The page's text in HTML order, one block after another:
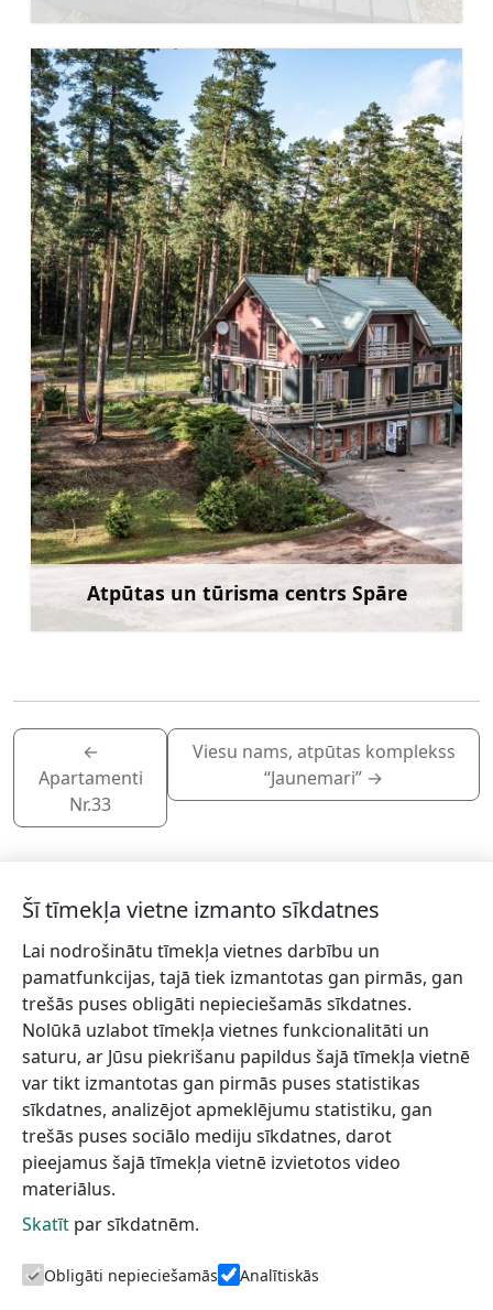
Atpūtas un tūrisma centrs Spāre
Uzzināt vairāk
←
Apartamenti
Nr.33
Viesu nams, atpūtas komplekss
“Jaunemari” →
Piesakies jaunumiem!
Pieraksties jaunumiem e-pastā un nepalaid garām
jaunākās aktualitātes.
Vēlos saņemt jaunumus uz norādīto e-pasta adresi.
Informācijai
Šī tīmekļa vietne izmanto sīkdatnes
Lai nodrošinātu tīmekļa vietnes darbību un
pamatfunkcijas, tajā tiek izmantotas gan pirmās, gan
trešās puses obligāti nepieciešamās sīkdatnes.
Nolūkā uzlabot tīmekļa vietnes funkcionalitāti un
saturu, ar Jūsu piekrišanu papildus šajā tīmekļa vietnē
var tikt izmantotas gan pirmās puses statistikas
sīkdatnes, analizējot apmeklējumu statistiku, gan
trešās puses sociālo mediju sīkdatnes, darot
pieejamus šajā tīmekļa vietnē izvietotos video
materiālus.
Skatīt par sīkdatnēm.
Obligāti nepieciešamās Analītiskās